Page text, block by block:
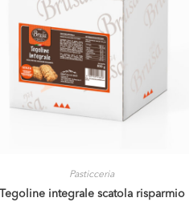
Pasticceria
Tegoline integrale scatola risparmio